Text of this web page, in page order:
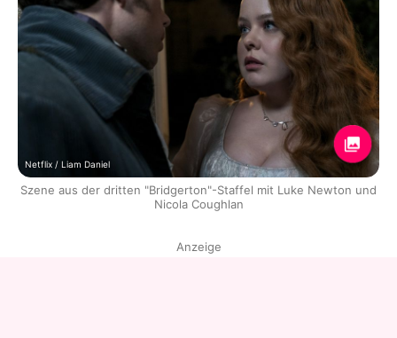
Netflix / Liam Daniel
Szene aus der dritten "Bridgerton"-Staffel mit Luke Newton und
Nicola Coughlan
Anzeige